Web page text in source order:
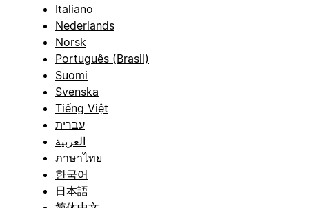
Italiano
Nederlands
Norsk
Português (Brasil)
Suomi
Svenska
Tiếng Việt
עברית
العربية
ภาษาไทย
한국어
日本語